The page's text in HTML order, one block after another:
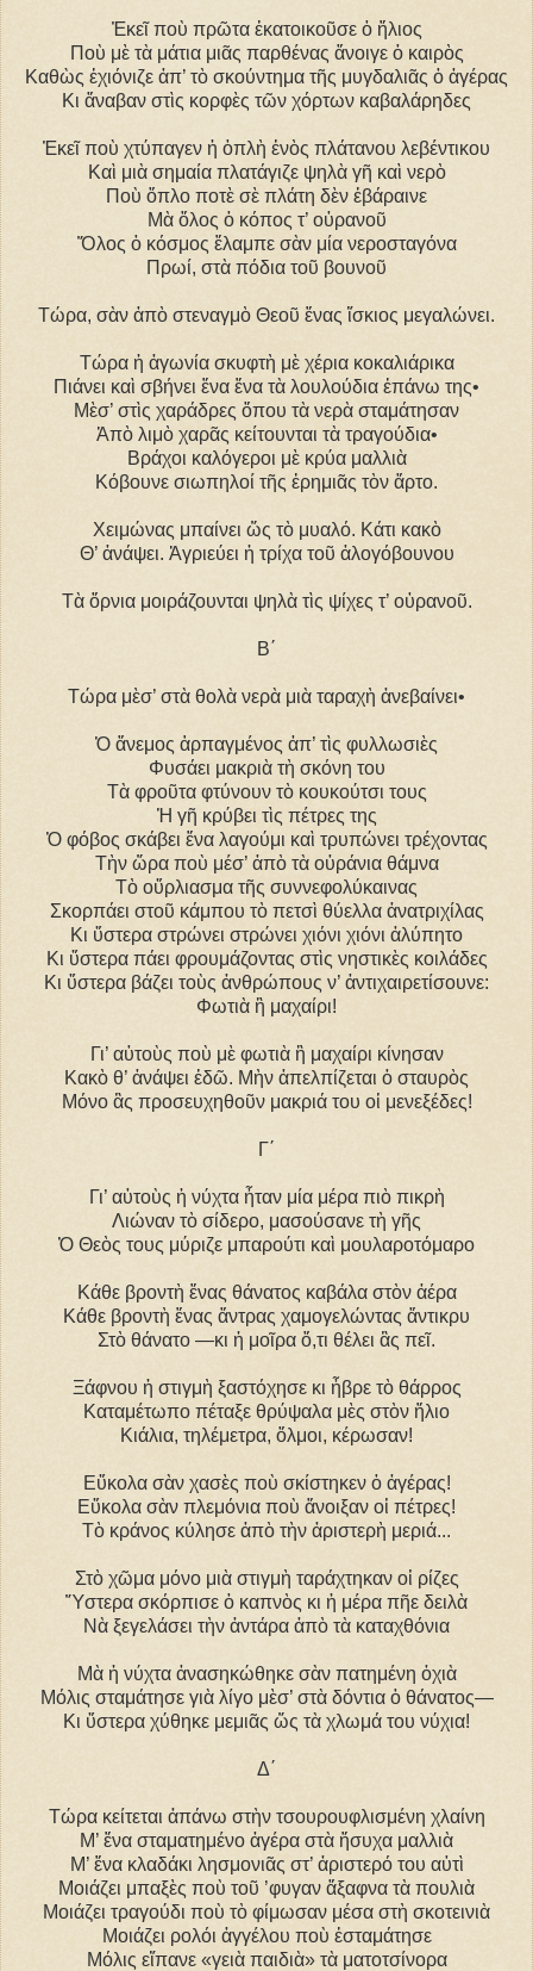
Ἐκεῖ ποὺ πρῶτα ἑκατοικοῦσε ὁ ἥλιος
Ποὺ μὲ τὰ μάτια μιᾶς παρθένας ἄνοιγε ὁ καιρὸς
Καθὼς ἐχιόνιζε ἀπ’ τὸ σκούντημα τῆς μυγδαλιᾶς ὁ ἀγέρας
Κι ἄναβαν στὶς κορφὲς τῶν χόρτων καβαλάρηδες
Ἐκεῖ ποὺ χτύπαγεν ἡ ὁπλὴ ἑνὸς πλάτανου λεβέντικου
Καὶ μιὰ σημαία πλατάγιζε ψηλὰ γῆ καὶ νερὸ
Ποὺ ὅπλο ποτὲ σὲ πλάτη δὲν ἐβάραινε
Μὰ ὅλος ὁ κόπος τ’ οὐρανοῦ
Ὅλος ὁ κόσμος ἔλαμπε σὰν μία νεροσταγόνα
Πρωί, στὰ πόδια τοῦ βουνοῦ
Τώρα, σὰν ἀπὸ στεναγμὸ Θεοῦ ἕνας ἴσκιος μεγαλώνει.
Τώρα ἡ ἀγωνία σκυφτὴ μὲ χέρια κοκαλιάρικα
Πιάνει καὶ σβήνει ἕνα ἕνα τὰ λουλούδια ἐπάνω της•
Μὲσ’ στὶς χαράδρες ὅπου τὰ νερὰ σταμάτησαν
Ἀπὸ λιμὸ χαρᾶς κείτουνται τὰ τραγούδια•
Βράχοι καλόγεροι μὲ κρύα μαλλιὰ
Κόβουνε σιωπηλοί τῆς ἐρημιᾶς τὸν ἄρτο.
Χειμώνας μπαίνει ὥς τὸ μυαλό. Κάτι κακὸ
Θ’ ἀνάψει. Ἀγριεύει ἡ τρίχα τοῦ ἀλογόβουνου
Τὰ ὄρνια μοιράζουνται ψηλὰ τὶς ψίχες τ’ οὐρανοῦ.
B΄
Τώρα μὲσ’ στὰ θολὰ νερὰ μιὰ ταραχὴ ἀνεβαίνει•
Ὁ ἄνεμος ἁρπαγμένος ἀπ’ τὶς φυλλωσιὲς
Φυσάει μακριὰ τὴ σκόνη του
Τὰ φροῦτα φτύνουν τὸ κουκούτσι τους
Ἡ γῆ κρύβει τὶς πέτρες της
Ὁ φόβος σκάβει ἕνα λαγούμι καὶ τρυπώνει τρέχοντας
Τὴν ὥρα ποὺ μέσ’ ἀπὸ τὰ οὐράνια θάμνα
Τὸ οὔρλιασμα τῆς συννεφολύκαινας
Σκορπάει στοῦ κάμπου τὸ πετσὶ θύελλα ἀνατριχίλας
Κι ὕστερα στρώνει στρώνει χιόνι χιόνι ἀλύπητο
Κι ὕστερα πάει φρουμάζοντας στὶς νηστικὲς κοιλάδες
Κι ὕστερα βάζει τοὺς ἀνθρώπους ν’ ἀντιχαιρετίσουνε:
Φωτιὰ ἢ μαχαίρι!
Γι’ αὐτοὺς ποὺ μὲ φωτιὰ ἢ μαχαίρι κίνησαν
Κακὸ θ’ ἀνάψει ἐδῶ. Μὴν ἀπελπίζεται ὁ σταυρὸς
Μόνο ἂς προσευχηθοῦν μακριά του οἱ μενεξέδες!
Γ΄
Γι’ αὐτοὺς ἡ νύχτα ἦταν μία μέρα πιὸ πικρὴ
Λιώναν τὸ σίδερο, μασούσανε τὴ γῆς
Ὁ Θεὸς τους μύριζε μπαρούτι καὶ μουλαροτόμαρο
Κάθε βροντὴ ἕνας θάνατος καβάλα στὸν ἀέρα
Κάθε βροντὴ ἕνας ἄντρας χαμογελώντας ἄντικρυ
Στὸ θάνατο ―κι ἡ μοῖρα ὅ,τι θέλει ἂς πεῖ.
Ξάφνου ἡ στιγμὴ ξαστόχησε κι ἦβρε τὸ θάρρος
Καταμέτωπο πέταξε θρύψαλα μὲς στὸν ἥλιο
Κιάλια, τηλέμετρα, ὅλμοι, κέρωσαν!
Εὔκολα σὰν χασὲς ποὺ σκίστηκεν ὁ ἀγέρας!
Εὔκολα σὰν πλεμόνια ποὺ ἄνοιξαν οἱ πέτρες!
Τὸ κράνος κύλησε ἀπὸ τὴν ἀριστερὴ μεριά...
Στὸ χῶμα μόνο μιὰ στιγμὴ ταράχτηκαν οἱ ρίζες
Ὕστερα σκόρπισε ὁ καπνὸς κι ἡ μέρα πῆε δειλὰ
Νὰ ξεγελάσει τὴν ἀντάρα ἀπὸ τὰ καταχθόνια
Μὰ ἡ νύχτα ἀνασηκώθηκε σὰν πατημένη ὀχιὰ
Μόλις σταμάτησε γιὰ λίγο μὲσ’ στὰ δόντια ὁ θάνατος―
Κι ὕστερα χύθηκε μεμιᾶς ὥς τὰ χλωμά του νύχια!
Δ΄
Τώρα κείτεται ἀπάνω στὴν τσουρουφλισμένη χλαίνη
M’ ἕνα σταματημένο ἀγέρα στὰ ἥσυχα μαλλιὰ
M’ ἕνα κλαδάκι λησμονιᾶς στ’ ἀριστερό του αὐτὶ
Μοιάζει μπαξὲς ποὺ τοῦ ’φυγαν ἄξαφνα τὰ πουλιὰ
Μοιάζει τραγούδι ποὺ τὸ φίμωσαν μέσα στὴ σκοτεινιὰ
Μοιάζει ρολόι ἀγγέλου ποὺ ἐσταμάτησε
Μόλις εἴπανε «γειὰ παιδιὰ» τὰ ματοτσίνορα